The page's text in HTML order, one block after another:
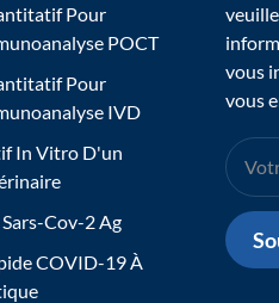
Pour
POCT
Pour
IVD
In Vitro D'un
Cov-2 Ag
COVID-19 À
vous
vous